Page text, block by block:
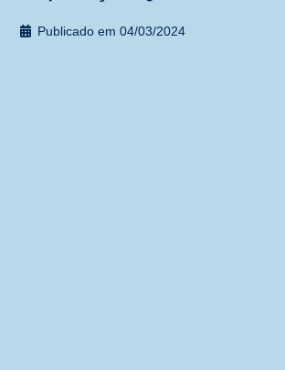
Publicado em 04/03/2024